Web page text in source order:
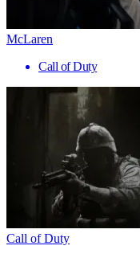
McLaren
Call of Duty
Call of Duty